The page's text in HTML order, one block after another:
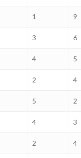
1 9
3 6
4 5
2 4
5 2
4 3
2 4